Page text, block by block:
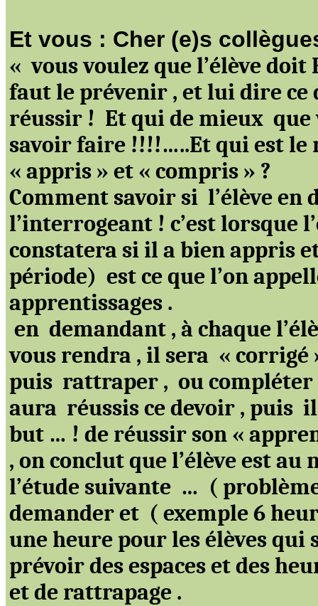
Et vous : Cher (e)s
« vousvoulez que l’élèvedoit
faut leprévenir , et lui dire ce
réussir ! Et qui de mieux que
savoir faire !!!!…..Et qui est
« appris » et « compris » ?
Comment savoir si l’élèveen
l’interrogeant ! c’est lorsque
constatera si ila bien appris
période) estce que l’on
apprentissages .
en demandant, à chaque
vous rendra , il sera « corrigé
puis rattraper , oucompléter
aura réussiscedevoir , puis il
but … ! de réussir son «
, on conclut que l’élève est au
l’étude suivante … (
demanderet ( exemple 6
une heure pour les élèves
prévoir des espaces et des
et de rattrapage .